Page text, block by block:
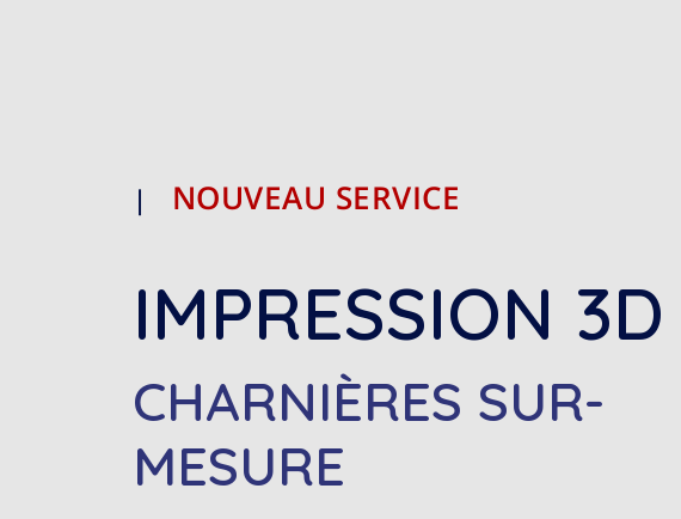
NOUVEAU SERVICE
IMPRESSION 3D
CHARNIÈRES SUR-
MESURE